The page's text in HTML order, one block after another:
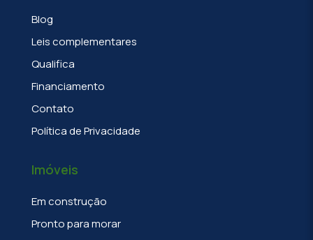
Blog
Leis complementares
Qualifica
Financiamento
Contato
Política de Privacidade
Imóveis
Em construção
Pronto para morar